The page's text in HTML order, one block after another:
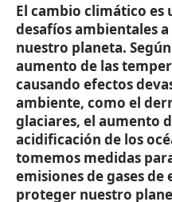
El cambio climático es
desafíos ambientales
nuestro planeta.
aumento de las
causando efectos
ambiente, como el
glaciares, el aumento
acidificación de los
tomemos medidas
emisiones de gases
proteger nuestro